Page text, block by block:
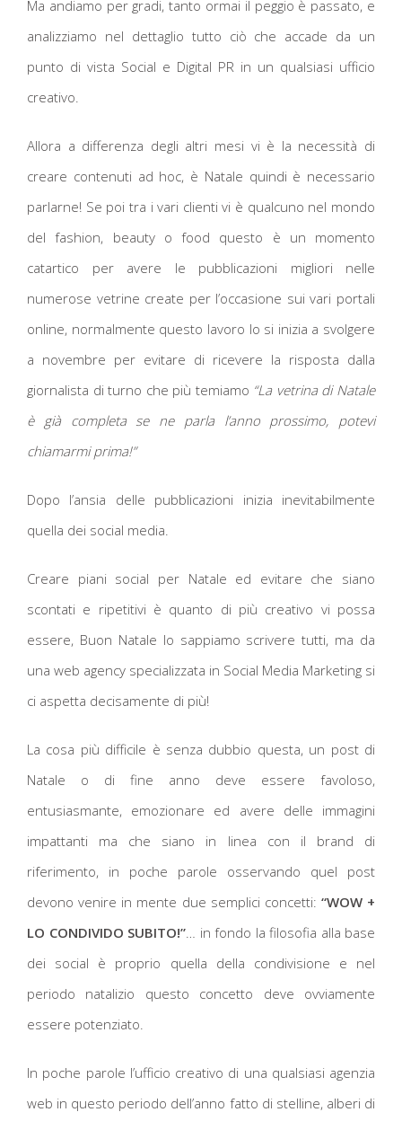
Ma andiamo per gradi, tanto ormai il peggio è passato, e
analizziamo nel dettaglio tutto ciò che accade da un
punto di vista Social e Digital PR in un qualsiasi ufficio
creativo.
Allora a differenza degli altri mesi vi è la necessità di
creare contenuti ad hoc, è Natale quindi è necessario
parlarne! Se poi tra i vari clienti vi è qualcuno nel mondo
del fashion, beauty o food questo è un momento
catartico per avere le pubblicazioni migliori nelle
numerose vetrine create per l’occasione sui vari portali
online, normalmente questo lavoro lo si inizia a svolgere
a novembre per evitare di ricevere la risposta dalla
giornalista di turno che più temiamo “La vetrina di Natale
è già completa se ne parla l’anno prossimo, potevi
chiamarmi prima!”
Dopo l’ansia delle pubblicazioni inizia inevitabilmente
quella dei social media.
Creare piani social per Natale ed evitare che siano
scontati e ripetitivi è quanto di più creativo vi possa
essere, Buon Natale lo sappiamo scrivere tutti, ma da
una web agency specializzata in Social Media Marketing si
ci aspetta decisamente di più!
La cosa più difficile è senza dubbio questa, un post di
Natale o di fine anno deve essere favoloso,
entusiasmante, emozionare ed avere delle immagini
impattanti ma che siano in linea con il brand di
riferimento, in poche parole osservando quel post
devono venire in mente due semplici concetti: “WOW +
LO CONDIVIDO SUBITO!”… in fondo la filosofia alla base
dei social è proprio quella della condivisione e nel
periodo natalizio questo concetto deve ovviamente
essere potenziato.
In poche parole l’ufficio creativo di una qualsiasi agenzia
web in questo periodo dell’anno fatto di stelline, alberi di